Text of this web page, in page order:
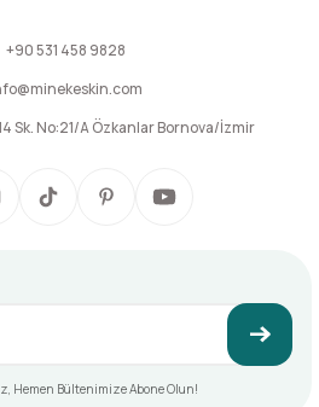
+90 531 458 9828
Sk. No:21/A Özkanlar Bornova/İzmir
Hemen Bültenimize Abone Olun!